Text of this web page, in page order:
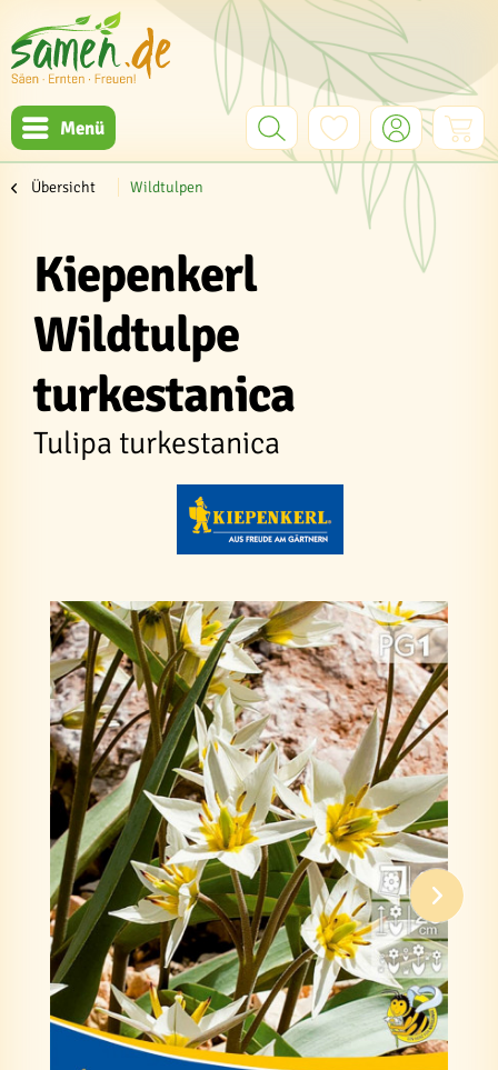
Menü
Übersicht Wildtulpen
Kiepenkerl
Wildtulpe
turkestanica
Tulipa turkestanica